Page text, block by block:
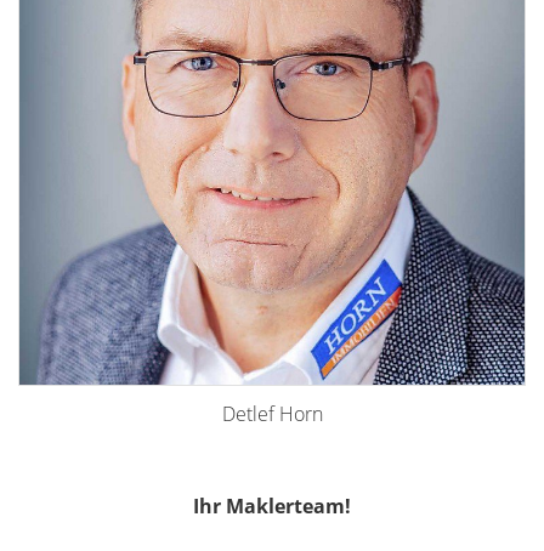
Detlef Horn
Ihr Maklerteam!